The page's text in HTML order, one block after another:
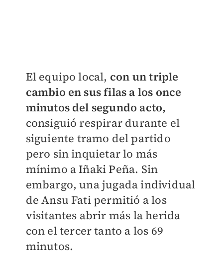
El equipo local, con un triple
cambio en sus filas a los once
minutos del segundo acto,
consiguió respirar durante el
siguiente tramo del partido
pero sin inquietar lo más
mínimo a Iñaki Peña. Sin
embargo, una jugada individual
de Ansu Fati permitió a los
visitantes abrir más la herida
con el tercer tanto a los 69
minutos.